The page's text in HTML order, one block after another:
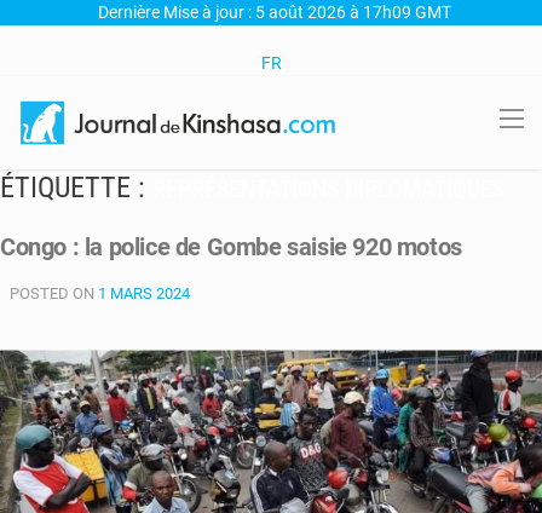
Dernière Mise à jour : 5 août 2026 à 17h09 GMT
FR
ÉTIQUETTE :
Congo : la police de Gombe saisie 920 motos
POSTED ON 1 MARS 2024